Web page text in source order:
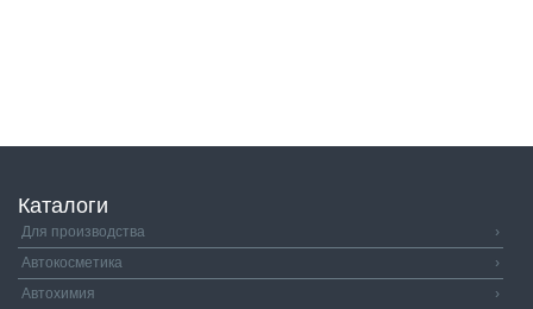
Каталоги
Для производства
›
Автокосметика
›
Автохимия
›